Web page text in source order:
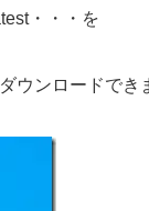
・・・を
ウンロードでき